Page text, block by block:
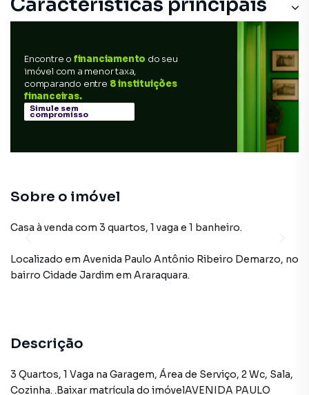
Encontre o financiamento do seu
imóvel com a menor taxa,
comparando entre 8 instituições
financeiras.
Simule sem
compromisso
Sobre o imóvel
Casa à venda com 3 quartos, 1 vaga e 1 banheiro.
Localizado em Avenida Paulo Antônio Ribeiro Demarzo, no
bairro Cidade Jardim em Araraquara.
Descrição
3 Quartos, 1 Vaga na Garagem, Área de Serviço, 2 Wc, Sala,
Cozinha. .Baixar matrícula do imóvelAVENIDA PAULO